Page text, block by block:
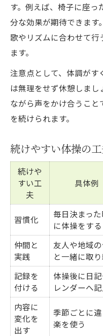
す。例えば、椅子に座
分な効果が期待できます
歌やリズムに合わせて行
ます。
注意点として、体調がす
は無理をせず休憩しま
ながら声をかけ合うこ
を続けられます。
続けやすい体操の
続けや
すい工
夫
具体例
習慣化
毎日決まっ
に体操をする
仲間と
実践
友人や地域
と一緒に取
記録を
付ける
体操後に日
レンダーへ記
内容に
変化を
出す
季節ごとに
楽を使う